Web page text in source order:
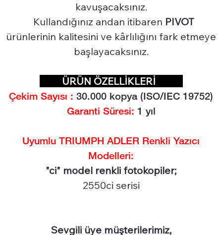
kavuşacaksınız.
Kullandığınız andan itibaren PIVOT
ürünlerinin kalitesini ve kârlılığını fark etmeye
başlayacaksınız.
ÜRÜN ÖZELLİKLERİ
Çekim Sayısı : 30.000 kopya (ISO/IEC 19752)
Garanti Süresi: 1 yıl
Uyumlu TRIUMPH ADLER Renkli Yazıcı
Modelleri:
"ci" model renkli fotokopiler;
2550ci serisi
Sevgili üye müşterilerimiz,